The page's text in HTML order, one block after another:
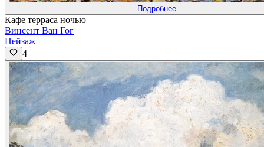
Подробнее
Кафе терраса ночью
Винсент Ван Гог
Пейзаж
4